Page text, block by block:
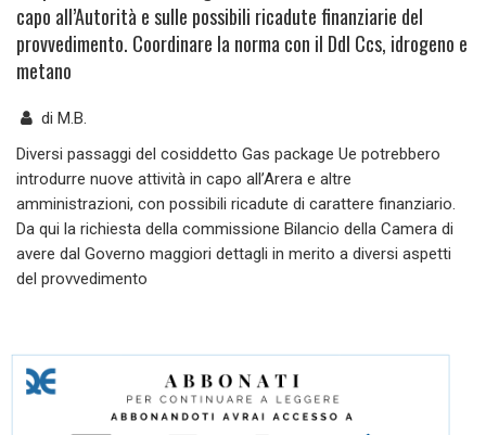
capo all’Autorità e sulle possibili ricadute finanziarie del
provvedimento. Coordinare la norma con il Ddl Ccs, idrogeno e
metano
di M.B.
Diversi passaggi del cosiddetto Gas package Ue potrebbero
introdurre nuove attività in capo all’Arera e altre
amministrazioni, con possibili ricadute di carattere finanziario.
Da qui la richiesta della commissione Bilancio della Camera di
avere dal Governo maggiori dettagli in merito a diversi aspetti
del provvedimento